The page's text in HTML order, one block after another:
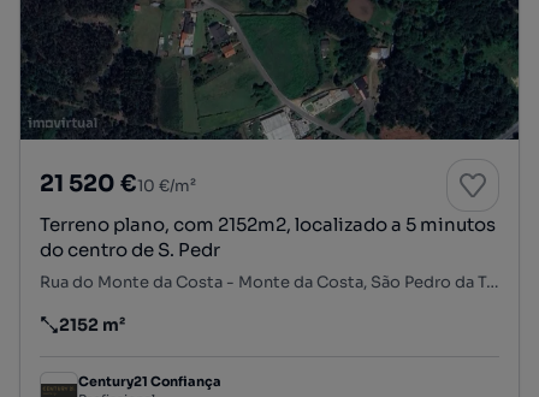
21 520 €10 €/m²
Terreno plano, com 2152m2, localizado a 5 minutos
do centro de S. Pedr
Rua do Monte da Costa - Monte da Costa, São Pedro da Torre, Valença, Viana do Castelo
Preço por metro quadrado
2152 m²
Century21 Confiança